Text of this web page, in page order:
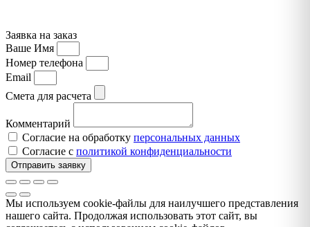
Заявка на заказ
Ваше Имя
Номер телефона
Email
Смета для расчета
Комментарий
Согласие на обработку персональных данных
Согласие с политикой конфиденциальности
Отправить заявку
Мы используем cookie-файлы для наилучшего представления
нашего сайта. Продолжая использовать этот сайт, вы